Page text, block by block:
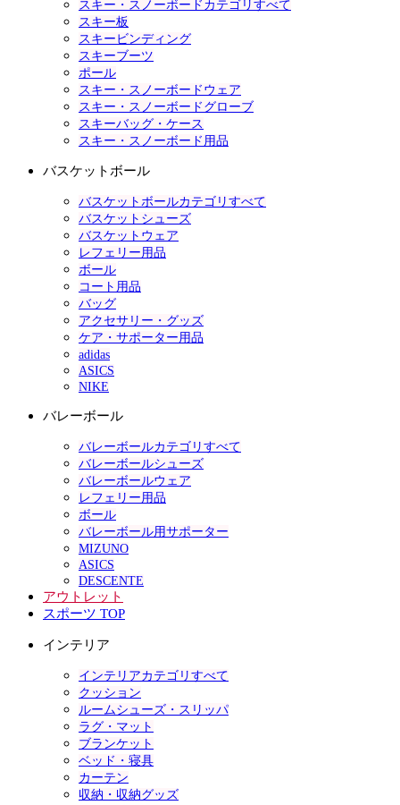
スキー・スノーボードカテゴリすべて
スキー板
スキービンディング
スキーブーツ
ポール
スキー・スノーボードウェア
スキー・スノーボードグローブ
スキーバッグ・ケース
スキー・スノーボード用品
バスケットボール
バスケットボールカテゴリすべて
バスケットシューズ
バスケットウェア
レフェリー用品
ボール
コート用品
バッグ
アクセサリー・グッズ
ケア・サポーター用品
adidas
ASICS
NIKE
バレーボール
バレーボールカテゴリすべて
バレーボールシューズ
バレーボールウェア
レフェリー用品
ボール
バレーボール用サポーター
MIZUNO
ASICS
DESCENTE
アウトレット
スポーツ TOP
インテリア
インテリアカテゴリすべて
クッション
ルームシューズ・スリッパ
ラグ・マット
ブランケット
ベッド・寝具
カーテン
収納・収納グッズ